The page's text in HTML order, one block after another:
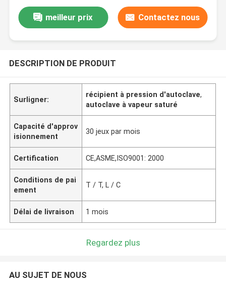
meilleur prix Contactez nous
DESCRIPTION DE PRODUIT
Surligner:
récipient à pression d'autoclave,
autoclave à vapeur saturé
Capacité d'approv
isionnement
30 jeux par mois
Certification CE,ASME,ISO9001: 2000
Conditions de pai
ement
T / T, L / C
Délai de livraison 1 mois
Regardez plus
AU SUJET DE NOUS